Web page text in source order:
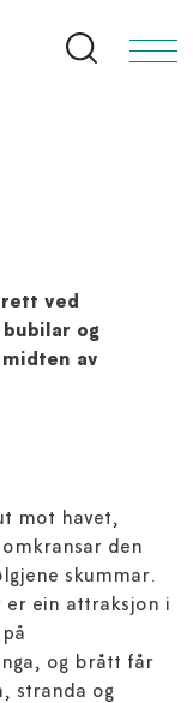
Search
ved
og
av
mot havet,
den
skummar.
er ein attraksjon i
og brått får
stranda og